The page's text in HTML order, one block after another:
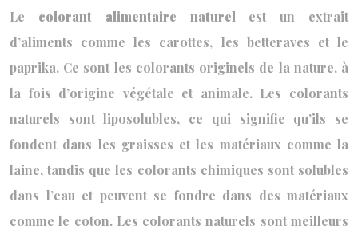
Le colorant alimentaire naturel est un extrait
d’aliments comme les carottes, les betteraves et le
paprika. Ce sont les colorants originels de la nature, à
la fois d’origine végétale et animale. Les colorants
naturels sont liposolubles, ce qui signifie qu’ils se
fondent dans les graisses et les matériaux comme la
laine, tandis que les colorants chimiques sont solubles
dans l’eau et peuvent se fondre dans des matériaux
comme le coton. Les colorants naturels sont meilleurs